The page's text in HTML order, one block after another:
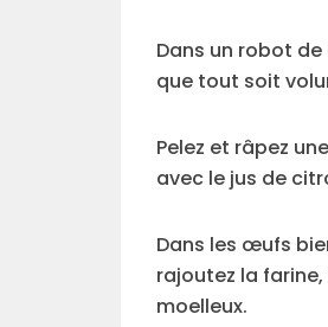
Dans un robot
que tout soit
Pelez et râpez
avec le jus de
Dans les œufs
rajoutez la
moelleux.